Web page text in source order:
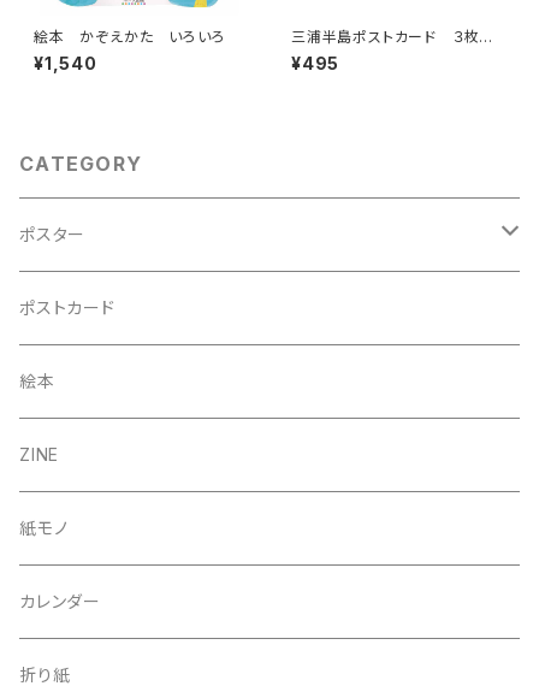
絵本 かぞえかた いろいろ
¥1,540
三浦半島ポストカード ３枚
組 その3
¥495
CATEGORY
ポスター
A3
B5（額入り）
A4
50×70cm
ポストカード
絵本
ZINE
紙モノ
カレンダー
折り紙